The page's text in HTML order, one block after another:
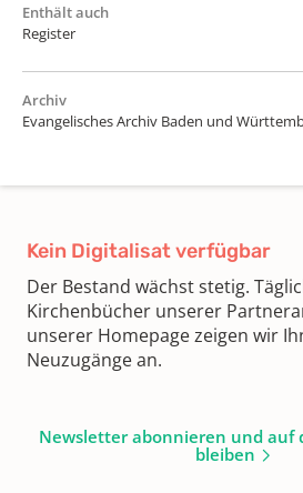
Enthält auch
Register
Archiv
Evangelisches Archiv Baden und
Kein Digitalisat verfügbar
Der Bestand wächst stetig.
Kirchenbücher unserer
unserer Homepage zeigen wir
Neuzugänge an.
Newsletter abonnieren und auf
bleiben